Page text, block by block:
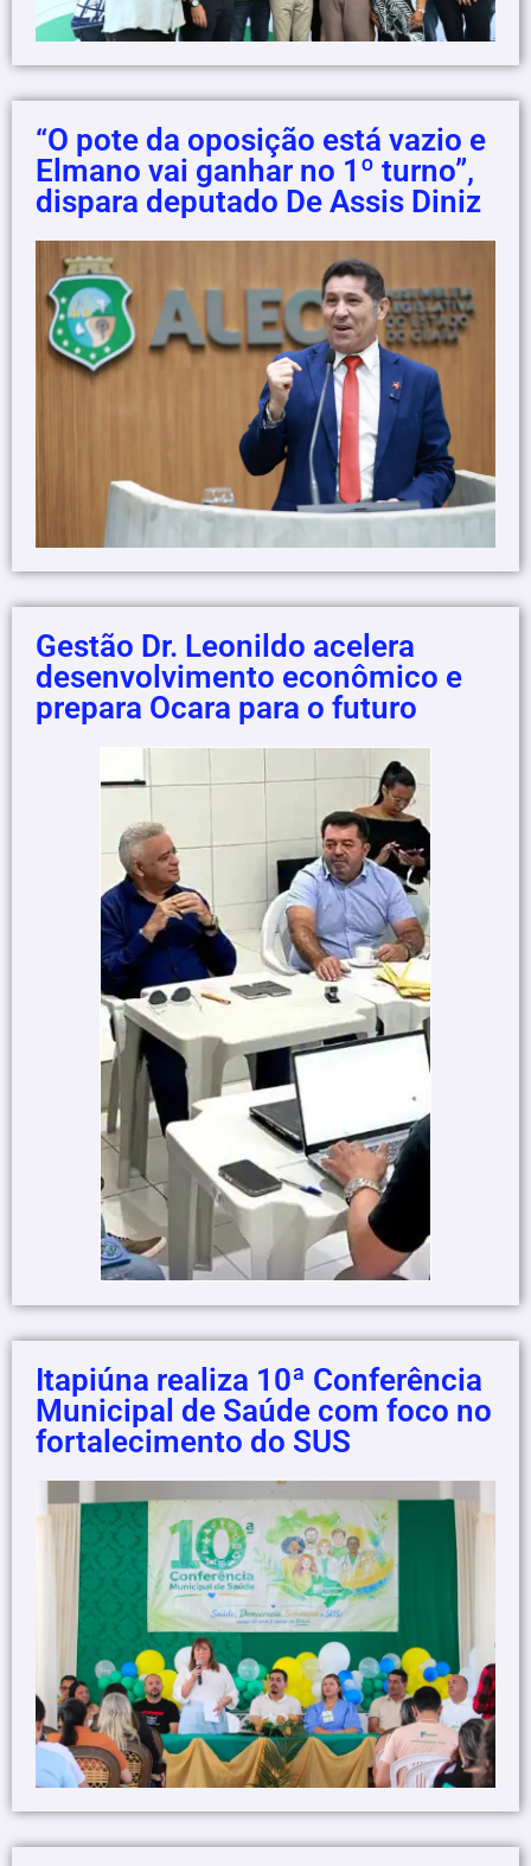
“O pote da oposição está vazio e
Elmano vai ganhar no 1º turno”,
dispara deputado De Assis Diniz
Gestão Dr. Leonildo acelera
desenvolvimento econômico e
prepara Ocara para o futuro
Itapiúna realiza 10ª Conferência
Municipal de Saúde com foco no
fortalecimento do SUS